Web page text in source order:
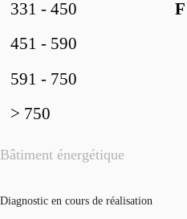
Bâtiment énergétique
F
331 - 450
451 - 590
591 - 750
> 750
Diagnostic en cours de réalisation